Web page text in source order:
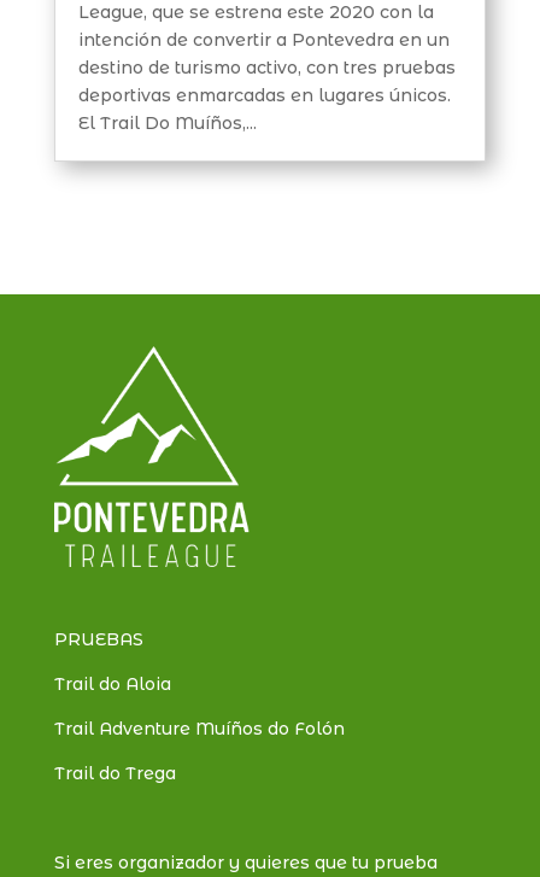
League, que se estrena este 2020 con la
intención de convertir a Pontevedra en un
destino de turismo activo, con tres pruebas
deportivas enmarcadas en lugares únicos.
El Trail Do Muíños,...
PRUEBAS
Trail do Aloia
Trail Adventure Muíños do Folón
Trail do Trega
Si eres organizador y quieres que tu prueba